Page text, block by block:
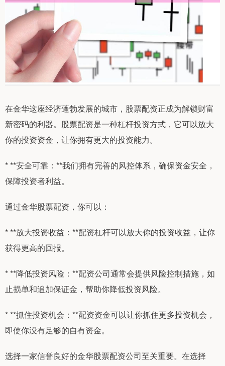
在金华这座经济蓬勃发展的城市，股票配资正成为解锁财富
新密码的利器。股票配资是一种杠杆投资方式，它可以放大
你的投资资金，让你拥有更大的投资能力。
* **安全可靠：**我们拥有完善的风控体系，确保资金安全，
保障投资者利益。
通过金华股票配资，你可以：
* **放大投资收益：**配资杠杆可以放大你的投资收益，让你
获得更高的回报。
* **降低投资风险：**配资公司通常会提供风险控制措施，如
止损单和追加保证金，帮助你降低投资风险。
* **抓住投资机会：**配资资金可以让你抓住更多投资机会，
即使你没有足够的自有资金。
选择一家信誉良好的金华股票配资公司至关重要。在选择